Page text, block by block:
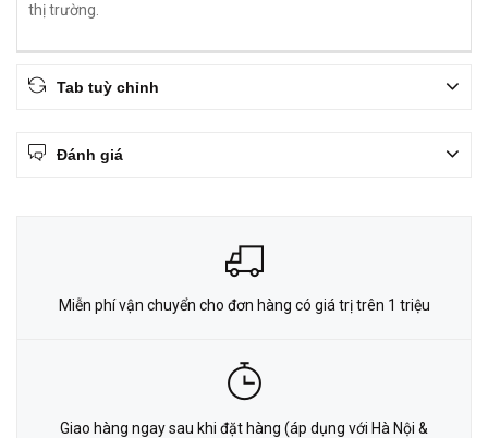
thị trường.
Tab tuỳ chỉnh
Đánh giá
Miễn phí vận chuyển cho đơn hàng có giá trị trên 1 triệu
Giao hàng ngay sau khi đặt hàng (áp dụng với Hà Nội &